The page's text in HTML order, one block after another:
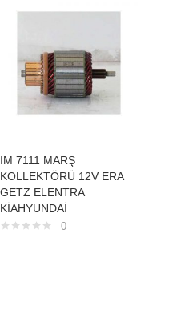
IM 7111 MARŞ
KOLLEKTÖRÜ 12V ERA
GETZ ELENTRA
KİAHYUNDAİ
0